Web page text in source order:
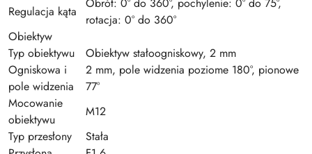
Regulacja kąta
rotacja: 0° do 360°
Obiektyw
Typ obiektywu
Obiektyw stałoogniskowy, 2 mm
Ogniskowa i
pole widzenia
2 mm, pole widzenia poziome 180°, pionowe
77°
Mocowanie
obiektywu
M12
Typ przesłony
Stała